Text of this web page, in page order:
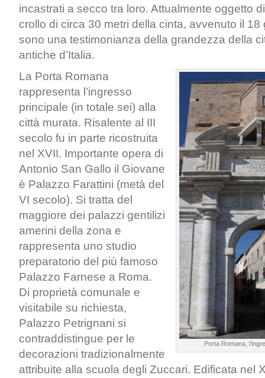
incastrati a secco tra loro. Attualmente oggetto
crollo di circa 30 metri della cinta, avvenuto il
sono una testimonianza della grandezza della
antiche d’Italia.
Porta Romana,
La Porta Romana
rappresenta l’ingresso
principale (in totale sei) alla
città murata. Risalente al III
secolo fu in parte ricostruita
nel XVII. Importante opera di
Antonio San Gallo il Giovane
è Palazzo Farattini (metà del
VI secolo). Si tratta del
maggiore dei palazzi gentilizi
amerini della zona e
rappresenta uno studio
preparatorio del più famoso
Palazzo Farnese a Roma.
Di proprietà comunale e
visitabile su richiesta,
Palazzo Petrignani si
contraddistingue per le
decorazioni tradizionalmente
attribuite alla scuola degli Zuccari. Edificata nel